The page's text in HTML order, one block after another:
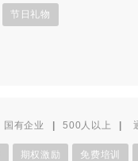
节日礼物
国有企业 500人以上
期权激励 免费培训